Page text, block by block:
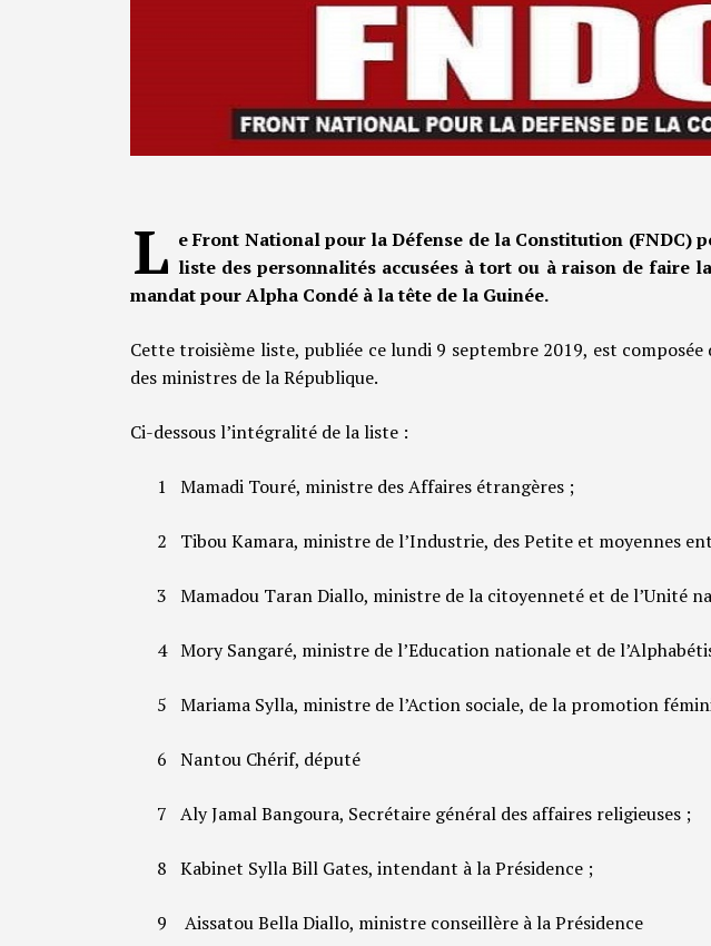
L e Front National pour la Défense de la Constitution (FNDC)
liste des personnalités accusées à tort ou à raison de faire
mandat pour Alpha Condé à la tête de la Guinée.
Cette troisième liste, publiée ce lundi 9 septembre 2019, est
des ministres de la République.
Ci-dessous l’intégralité de la liste :
1 Mamadi Touré, ministre des Affaires étrangères ;
2 Tibou Kamara, ministre de l’Industrie, des Petite et moyennes
3 Mamadou Taran Diallo, ministre de la citoyenneté et de l’Unité
4 Mory Sangaré, ministre de l’Education nationale et de
5 Mariama Sylla, ministre de l’Action sociale, de la promotion
6 Nantou Chérif, député
7 Aly Jamal Bangoura, Secrétaire général des affaires religieuses ;
8 Kabinet Sylla Bill Gates, intendant à la Présidence ;
9 Aissatou Bella Diallo, ministre conseillère à la Présidence